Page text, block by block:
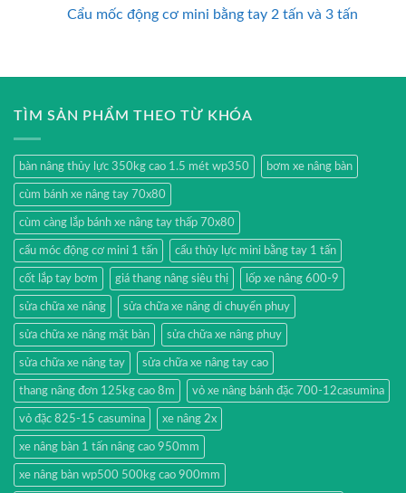
Cẩu mốc động cơ mini bằng tay 2 tấn và 3 tấn
TÌM SẢN PHẨM THEO TỪ KHÓA
bàn nâng thủy lực 350kg cao 1.5 mét wp350 bơm xe nâng bàn
cùm bánh xe nâng tay 70x80
cùm càng lắp bánh xe nâng tay thấp 70x80
cẩu móc động cơ mini 1 tấn cẩu thủy lực mini bằng tay 1 tấn
cốt lắp tay bơm giá thang nâng siêu thị lốp xe nâng 600-9
sửa chữa xe nâng sửa chữa xe nâng di chuyển phuy
sửa chữa xe nâng mặt bàn sửa chữa xe nâng phuy
sửa chữa xe nâng tay sửa chữa xe nâng tay cao
thang nâng đơn 125kg cao 8m vỏ xe nâng bánh đặc 700-12casumina
vỏ đặc 825-15 casumina xe nâng 2x
xe nâng bàn 1 tấn nâng cao 950mm
xe nâng bàn wp500 500kg cao 900mm